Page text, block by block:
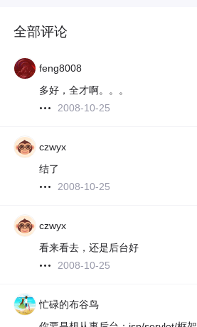
全部评论
feng8008
多好，全才啊。。。
2008-10-25
czwyx
结了
2008-10-25
czwyx
看来看去，还是后台好
2008-10-25
忙碌的布谷鸟